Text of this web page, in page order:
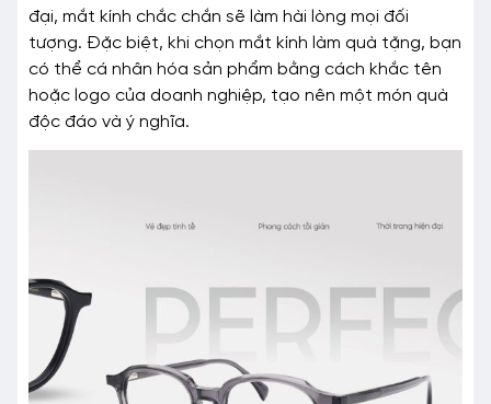
đại, mắt kính chắc chắn sẽ làm hài lòng mọi đối
tượng. Đặc biệt, khi chọn mắt kính làm quà tặng, bạn
có thể cá nhân hóa sản phẩm bằng cách khắc tên
hoặc logo của doanh nghiệp, tạo nên một món quà
độc đáo và ý nghĩa.